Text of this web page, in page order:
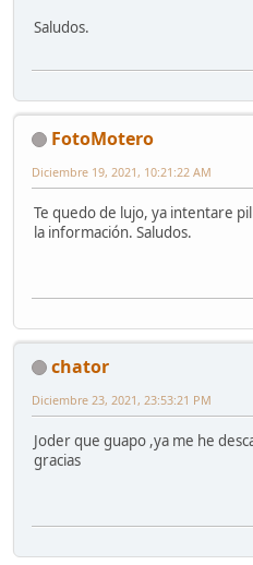
Saludos.
FotoMotero
Diciembre 19, 2021, 10:21:22 AM
Te quedo de lujo, ya intentare
la información. Saludos.
chator
Diciembre 23, 2021, 23:53:21 PM
Joder que guapo ,ya me he
gracias